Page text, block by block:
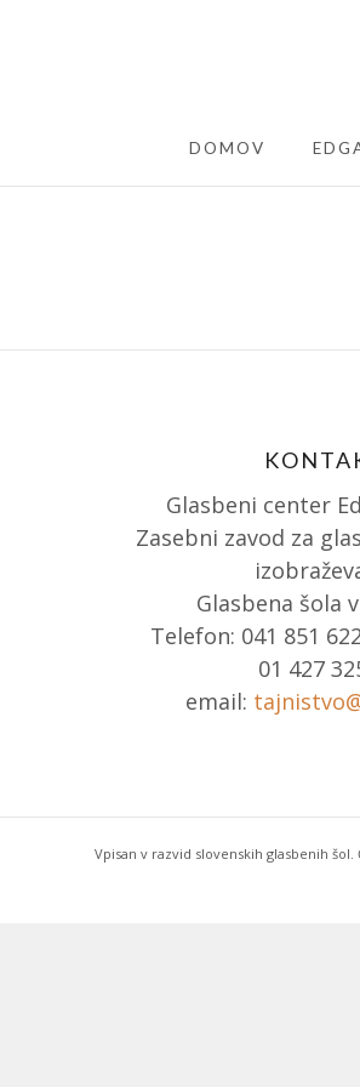
DOMOV
Glasbeni center
Zasebni zavod za
Glasbena šola
Telefon: 041 851
01 427
email:
Vpisan v razvid slovenskih glasbenih